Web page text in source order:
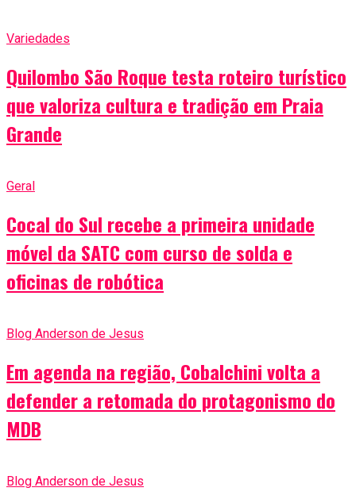
Variedades
Quilombo São Roque testa roteiro turístico
que valoriza cultura e tradição em Praia
Grande
Geral
Cocal do Sul recebe a primeira unidade
móvel da SATC com curso de solda e
oficinas de robótica
Blog Anderson de Jesus
Em agenda na região, Cobalchini volta a
defender a retomada do protagonismo do
MDB
Blog Anderson de Jesus